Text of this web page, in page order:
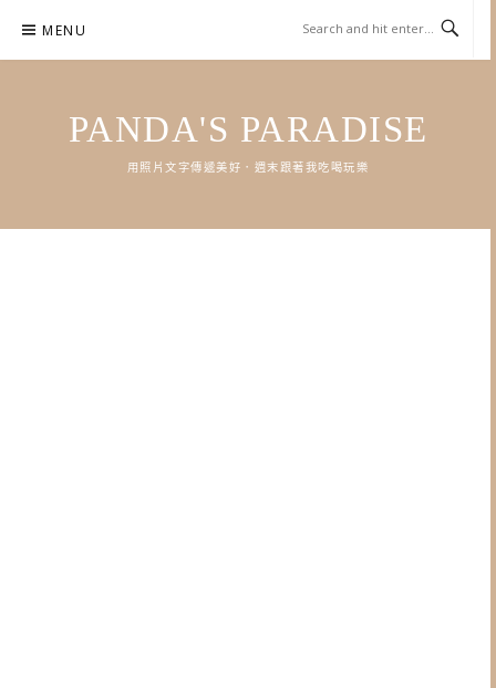
content
MENU
PANDA'S PARADISE
用照片文字傳遞美好．週末跟著我吃喝玩樂